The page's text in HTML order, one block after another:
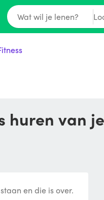
Wat wil je lenen?
huren van
en die is over.